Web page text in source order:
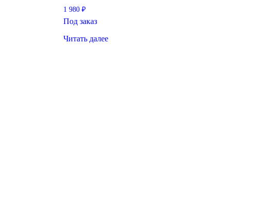
1 980 ₽
Под заказ
Читать далее